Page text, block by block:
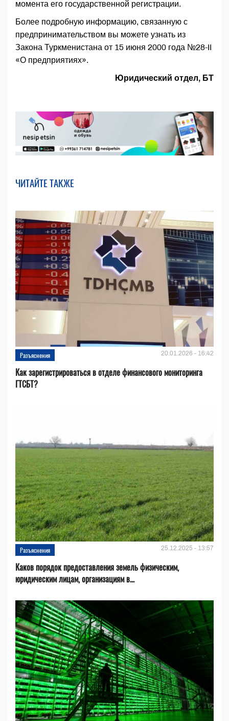
момента его государственной регистрации.
Более подробную информацию, связанную с
предпринимательством вы можете узнать из
Закона Туркменистана от 15 июня 2000 года №28-II
«О предприятиях».
Юридический отдел, БТ
ЧИТАЙТЕ ТАКЖЕ
Разъяснения 20.01.2026 - 16:42
Как зарегистрироваться в отделе финансового мониторинга
ГТСБТ?
Разъяснения 25.12.2025 - 13:57
Каков порядок предоставления земель физическим,
юридическим лицам, организациям в...